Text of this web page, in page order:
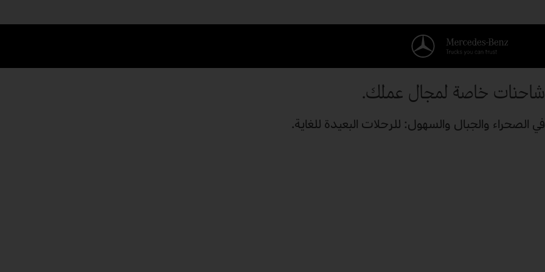
شاحنات خاصة لمجال عملك.
في الصحراء والجبال والسهول: للرحلات البعيدة للغاية.